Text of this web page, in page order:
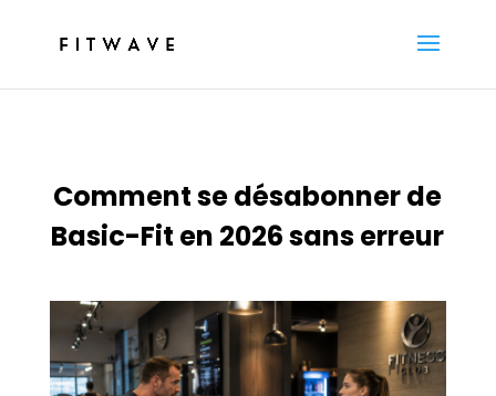
Comment se désabonner de
Basic-Fit en 2026 sans erreur